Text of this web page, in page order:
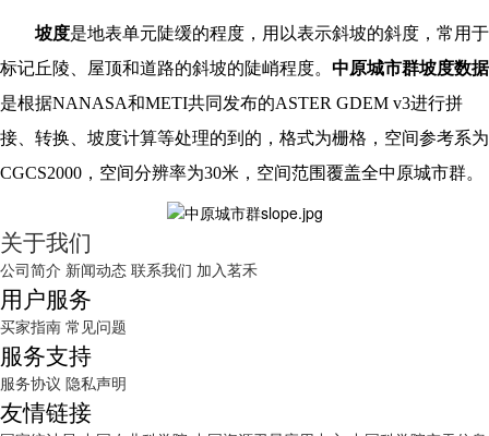
坡度是地表单元陡缓的程度，用以表示斜坡的斜度，常用于
标记丘陵、屋顶和道路的斜坡的陡峭程度。 中原城市群坡度数据
是根据NANASA和METI共同发布的ASTER GDEM v3进行拼
接、转换、坡度计算等处理的到的，格式为栅格，空间参考系为
CGCS2000，空间分辨率为30米，空间范围覆盖全中原城市群。
关于我们
公司简介 新闻动态 联系我们 加入茗禾
用户服务
买家指南 常见问题
服务支持
服务协议 隐私声明
友情链接